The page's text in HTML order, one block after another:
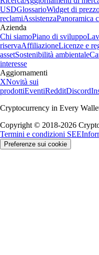
USDGlossarioWidget di
reclamiAssistenzaPanoramica
Azienda
Chi siamoPiano di sviluppo
riservaAffiliazioneLicenze e
assetSostenibilità ambientale
interesse
Aggiornamenti
XNovità sui
prodottiEventiRedditDiscord
Cryptocurrency in Every
Copyright © 2018-2026
Termini e condizioni SEE
Preferenze sui cookie